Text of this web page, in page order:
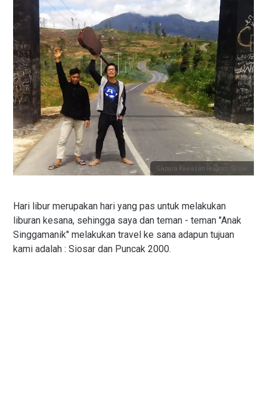
Gapura Kawasan Relokasi Siosar
Hari libur merupakan hari yang pas untuk melakukan
liburan kesana, sehingga saya dan teman - teman "Anak
Singgamanik" melakukan travel ke sana adapun tujuan
kami adalah : Siosar dan Puncak 2000.